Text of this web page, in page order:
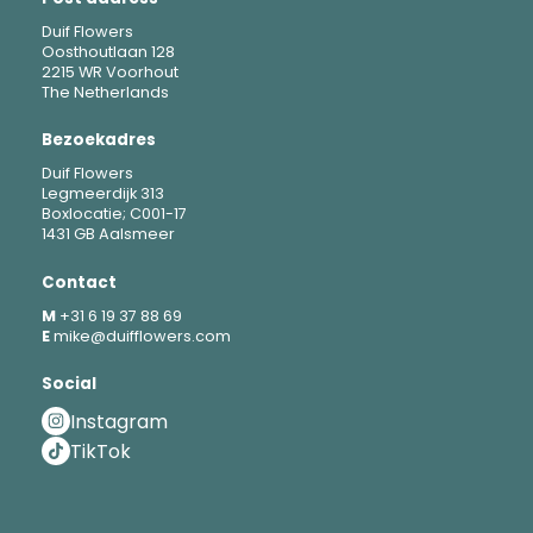
Duif Flowers
Oosthoutlaan 128
2215 WR Voorhout
The Netherlands
Bezoekadres
Duif Flowers
Legmeerdijk 313
Boxlocatie; C001-17
1431 GB Aalsmeer
Contact
M +31 6 19 37 88 69
Emike@duifflowers.com
Social
Instagram
TikTok